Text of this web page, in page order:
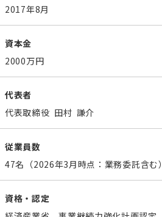
2017年8月
資本金
2000万円
代表者
代表取締役 田村 謙介
従業員数
47名（2026年3月時点：業務委託含む）
資格・認定